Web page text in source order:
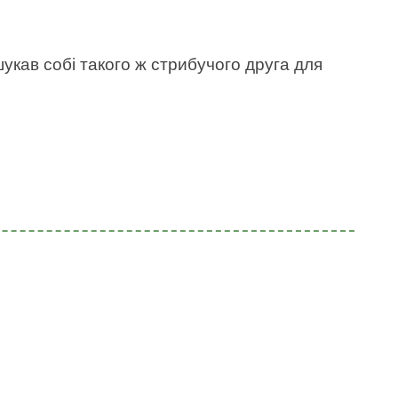
собі такого ж стрибучого друга для